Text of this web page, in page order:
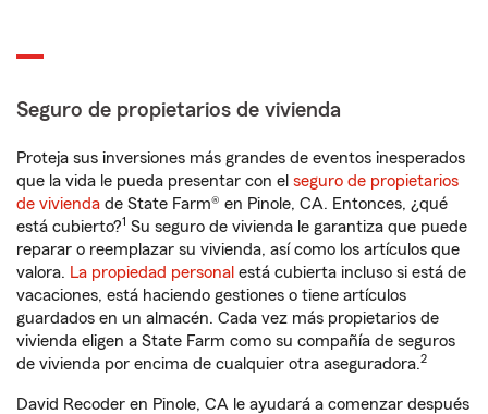
Seguro de propietarios de vivienda
Proteja sus inversiones más grandes de eventos inesperados
que la vida le pueda presentar con el seguro de propietarios
de vivienda de State Farm® en Pinole, CA. Entonces, ¿qué
está cubierto?1 Su seguro de vivienda le garantiza que puede
reparar o reemplazar su vivienda, así como los artículos que
valora. La propiedad personal está cubierta incluso si está de
vacaciones, está haciendo gestiones o tiene artículos
guardados en un almacén. Cada vez más propietarios de
vivienda eligen a State Farm como su compañía de seguros
de vivienda por encima de cualquier otra aseguradora.2
David Recoder en Pinole, CA le ayudará a comenzar después